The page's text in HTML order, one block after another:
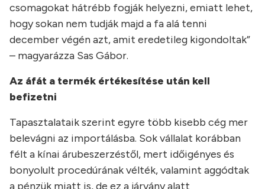
csomagokat hátrébb fogják helyezni, emiatt lehet,
hogy sokan nem tudják majd a fa alá tenni
december végén azt, amit eredetileg kigondoltak”
– magyarázza Sas Gábor.
Az áfát a termék értékesítése után kell
befizetni
Tapasztalataik szerint egyre több kisebb cég mer
belevágni az importálásba. Sok vállalat korábban
félt a kínai árubeszerzéstől, mert időigényes és
bonyolult procedúrának vélték, valamint aggódtak
a pénzük miatt is, de ez a járvány alatt